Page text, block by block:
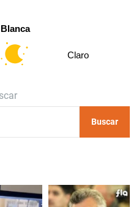
Claro
Buscar